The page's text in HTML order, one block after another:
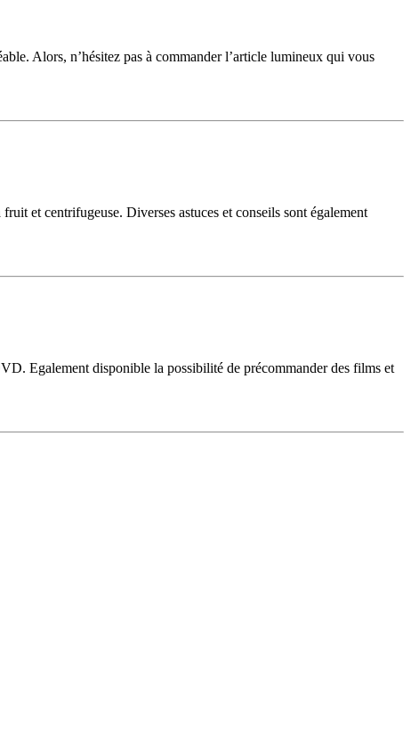
Alors, n’hésitez pas à commander l’article lumineux qui vous
et centrifugeuse. Diverses astuces et conseils sont également
Egalement disponible la possibilité de précommander des films et